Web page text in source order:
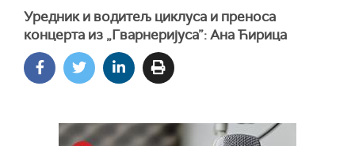
Уредник и водитељ циклуса и преноса
концерта из „Гварнеријуса”: Ана Ћирица